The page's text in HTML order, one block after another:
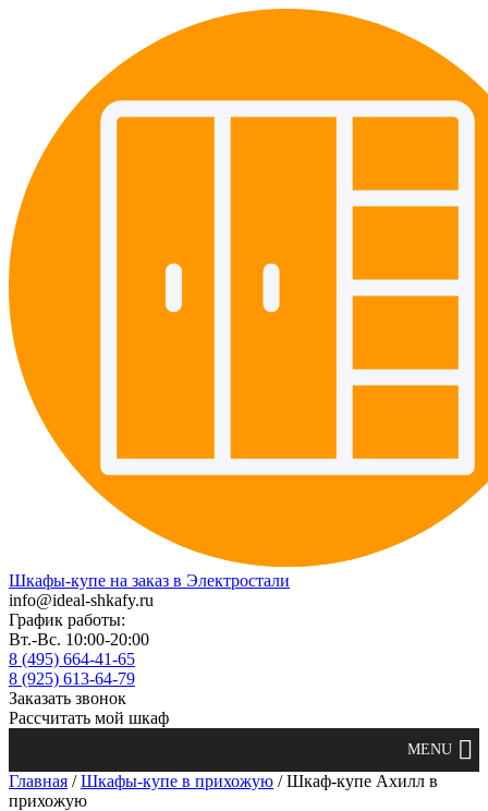
Шкафы-купе на заказ в Электростали
info@ideal-shkafy.ru
График работы:
Вт.-Вс. 10:00-20:00
8 (495) 664-41-65
8 (925) 613-64-79
Заказать звонок
Рассчитать мой шкаф
Главная /Шкафы-купе в прихожую / Шкаф-купе Ахилл в
прихожую